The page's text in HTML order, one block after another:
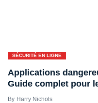
SÉCURITÉ EN LIGNE
Applications
Guide complet pour
Harry Nichols
Discord
Parmi nous